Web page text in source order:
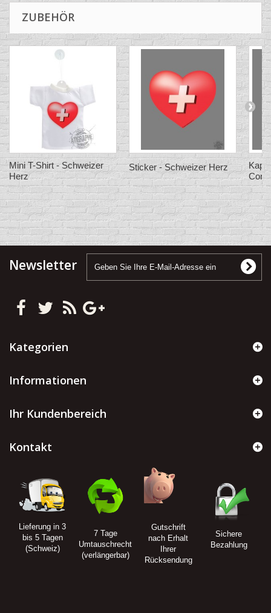
ZUBEHÖR
Mini T-Shirt - Schweizer
Herz
Sticker - Schweizer Herz
Newsletter
Kategorien
Informationen
Ihr Kundenbereich
Kontakt
Lieferung in 3
bis 5 Tagen
(Schweiz)
7 Tage
Umtauschrecht
(verlängerbar)
Gutschrift
nach Erhalt
Ihrer
Rücksendung
Sichere
Bezahlung